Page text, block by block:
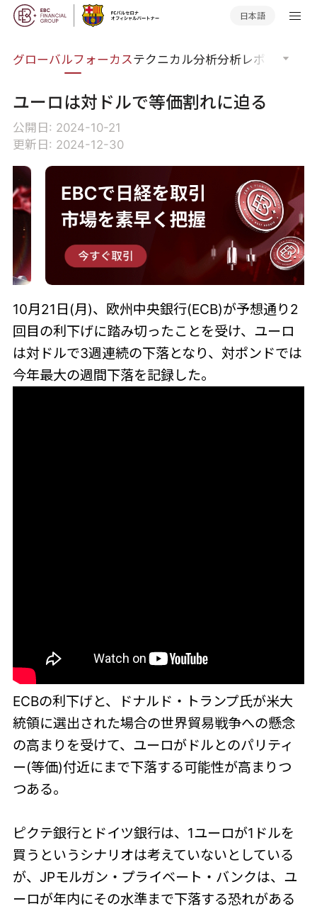
日本語
グローバルフォーカステクニカル分析分析レポート
ユーロは対ドルで等価割れに迫る
公開日: 2024-10-21
更新日: 2024-12-30
10月21日(月)、欧州中央銀行(ECB)が予想通り2
回目の利下げに踏み切ったことを受け、ユーロ
は対ドルで3週連続の下落となり、対ポンドでは
今年最大の週間下落を記録した。
ECBの利下げと、ドナルド・トランプ氏が米大
統領に選出された場合の世界貿易戦争への懸念
の高まりを受けて、ユーロがドルとのパリティ
ー(等価)付近にまで下落する可能性が高まりつ
つある。
ピクテ銀行とドイツ銀行は、1ユーロが1ドルを
買うというシナリオは考えていないとしている
が、JPモルガン・プライベート・バンクは、ユ
ーロが年内にその水準まで下落する恐れがある